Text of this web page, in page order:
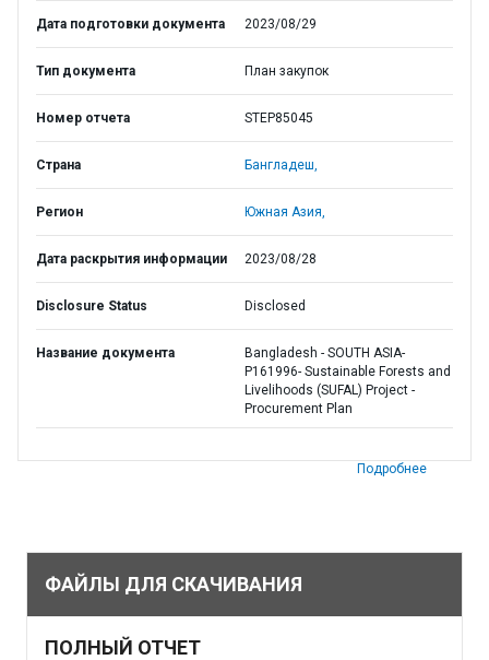
Дата подготовки документа 2023/08/29
Тип документа План закупок
Номер отчета STEP85045
Страна Бангладеш,
Регион Южная Азия,
Дата раскрытия информации 2023/08/28
Disclosure Status Disclosed
Название документа
Bangladesh - SOUTH ASIA-
P161996- Sustainable Forests and
Livelihoods (SUFAL) Project -
Procurement Plan
Подробнее
ФАЙЛЫ ДЛЯ СКАЧИВАНИЯ
ПОЛНЫЙ ОТЧЕТ